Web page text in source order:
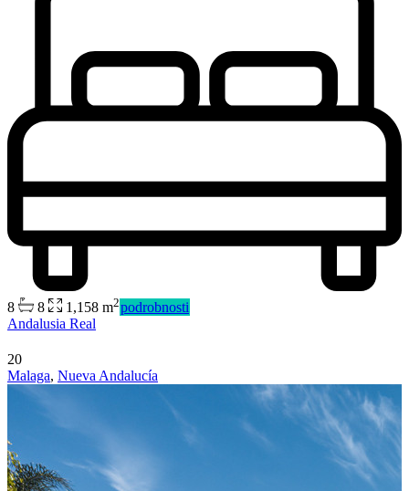
8 8 1,158 m2podrobnosti
Andalusia Real
20
Malaga, Nueva Andalucía